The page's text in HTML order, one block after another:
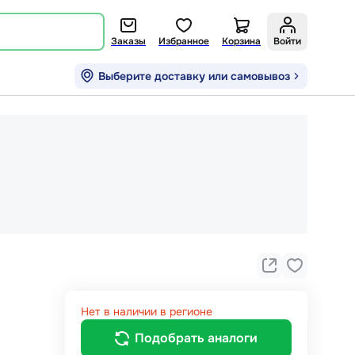
Заказы Избранное Корзина Войти
Выберите доставку или самовывоз
Нет в наличии в регионе
Подобрать аналоги